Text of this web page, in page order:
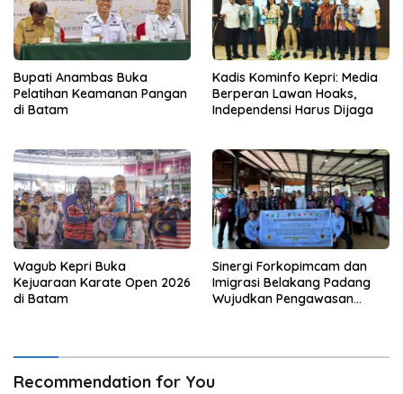
Bupati Anambas Buka
Pelatihan Keamanan Pangan
di Batam
Kadis Kominfo Kepri: Media
Berperan Lawan Hoaks,
Independensi Harus Dijaga
Wagub Kepri Buka
Kejuaraan Karate Open 2026
di Batam
Sinergi Forkopimcam dan
Imigrasi Belakang Padang
Wujudkan Pengawasan
Recommendation for You